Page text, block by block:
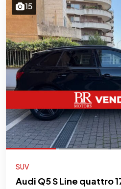
15
SUV
Audi Q5 S Line quattro